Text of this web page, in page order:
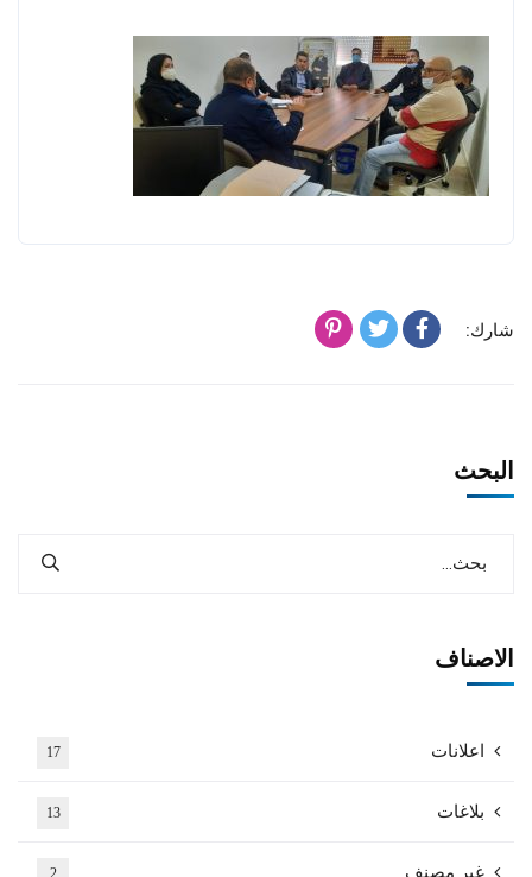
شارك:
البحث
الاصناف
اعلانات 17
بلاغات 13
غير مصنف 2